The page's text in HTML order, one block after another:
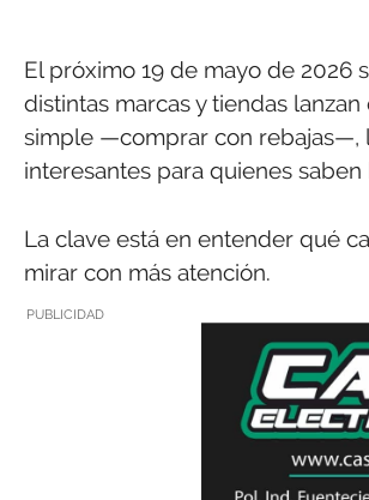
El próximo 19 de mayo de 2026
distintas marcas y tiendas
simple —comprar con rebajas—,
interesantes para quienes saben
La clave está en entender qué
mirar con más atención.
PUBLICIDAD